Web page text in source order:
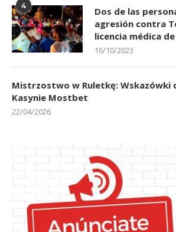
4
Dos de las
agresión contra
licencia médica
16/10/2023
Mistrzostwo w Ruletkę: Wskazówki
Kasynie Mostbet
22/04/2026